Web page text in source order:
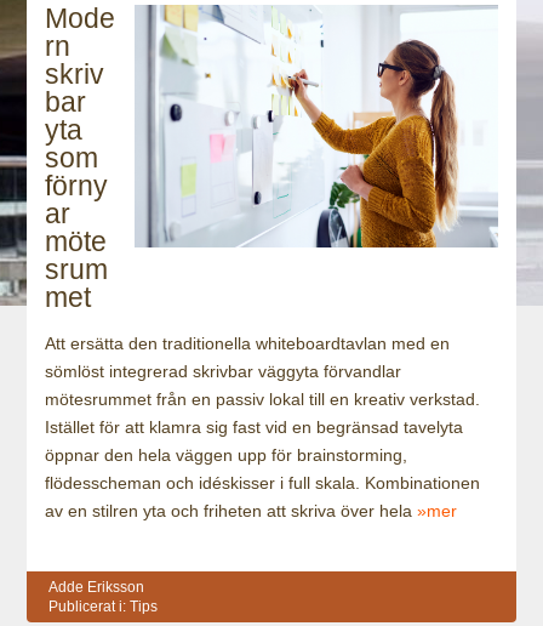
Mode
rn
skriv
bar
yta
som
förny
ar
möte
srum
met
Att ersätta den traditionella whiteboardtavlan med en
sömlöst integrerad skrivbar väggyta förvandlar
mötesrummet från en passiv lokal till en kreativ verkstad.
Istället för att klamra sig fast vid en begränsad tavelyta
öppnar den hela väggen upp för brainstorming,
flödesscheman och idéskisser i full skala. Kombinationen
av en stilren yta och friheten att skriva över hela»mer
Adde Eriksson
Publicerat i:Tips